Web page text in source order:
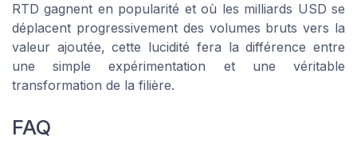
RTD gagnent en popularité et où les milliards USD se
déplacent progressivement des volumes bruts vers la
valeur ajoutée, cette lucidité fera la différence entre
une simple expérimentation et une véritable
transformation de la filière.
FAQ